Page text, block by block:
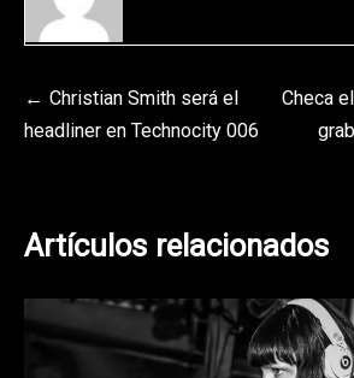
Navegación
de
Christian Smith será el
headliner en Technocity 006
Checa
Artículos relacionados